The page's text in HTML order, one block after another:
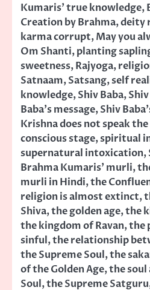
Kumaris' true knowledge,
Creation by Brahma,deity
karma corrupt,May you
Om Shanti,planting
sweetness,Rajyoga,
Satnaam,Satsang,self
knowledge,Shiv Baba,
Baba's message,Shiv
Krishna does not speak
conscious stage,spiritual
supernatural intoxication,
Brahma Kumaris' murli,
murli in Hindi,the
religion is almost extinct,
Shiva,the golden age,the
the kingdom of Ravan,the
sinful,the relationship
the Supreme Soul,the
of the Golden Age,the soul
Soul,the Supreme Satguru